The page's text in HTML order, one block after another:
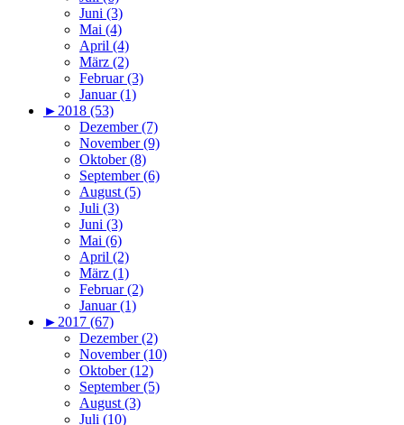
Juni (3)
Mai (4)
April (4)
März (2)
Februar (3)
Januar (1)
►2018 (53)
Dezember (7)
November (9)
Oktober (8)
September (6)
August (5)
Juli (3)
Juni (3)
Mai (6)
April (2)
März (1)
Februar (2)
Januar (1)
►2017 (67)
Dezember (2)
November (10)
Oktober (12)
September (5)
August (3)
Juli (10)